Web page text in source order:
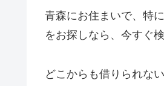
青森にお住まいで、特
をお探しなら、今すぐ
どこからも借りられな